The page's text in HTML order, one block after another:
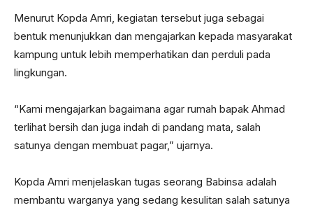
Menurut Kopda Amri, kegiatan tersebut juga sebagai
bentuk menunjukkan dan mengajarkan kepada masyarakat
kampung untuk lebih memperhatikan dan perduli pada
lingkungan.
“Kami mengajarkan bagaimana agar rumah bapak Ahmad
terlihat bersih dan juga indah di pandang mata, salah
satunya dengan membuat pagar,” ujarnya.
Kopda Amri menjelaskan tugas seorang Babinsa adalah
membantu warganya yang sedang kesulitan salah satunya